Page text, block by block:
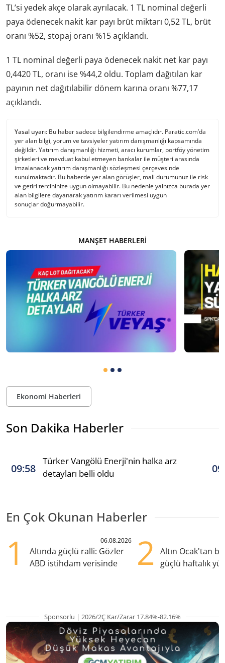
TL’si yedek akçe olarak ayrılacak. 1 TL nominal değerli
paya ödenecek nakit kar payı brüt miktarı 0,52 TL, brüt
oranı %52, stopaj oranı %15 açıklandı.
1 TL nominal değerli paya ödenecek nakit net kar payı
0,4420 TL, oranı ise %44,2 oldu. Toplam dağıtılan kar
payının net dağıtılabilir dönem karına oranı %77,17
açıklandı.
Yasal uyarı: Bu haber sadece bilgilendirme amaçlıdır. Paratic.com’da
yer alan bilgi, yorum ve tavsiyeler yatırım danışmanlığı kapsamında
değildir. Yatırım danışmanlığı hizmeti, aracı kurumlar, portföy yönetim
şirketleri ve mevduat kabul etmeyen bankalar ile müşteri arasında
imzalanacak yatırım danışmanlığı sözleşmesi çerçevesinde
sunulmaktadır. Bu haberde yer alan görüşler, mali durumunuz ile risk
ve getiri tercihinize uygun olmayabilir. Bu nedenle yalnızca burada yer
alan bilgilere dayanarak yatırım kararı verilmesi uygun
sonuçlar doğurmayabilir.
MANŞET HABERLERI
Ekonomi Haberleri
Son Dakika Haberler
09:58
Türker Vangölü Enerji'nin halka arz
detayları belli oldu
En Çok Okunan Haberler
1 06.08.2026
Altında güçlü ralli: Gözler
ABD istihdam verisinde
2
Altın Ocak'tan
güçlü haftalık
Sponsorlu | 2026/2Ç Kar/Zarar 17.84%-82.16%